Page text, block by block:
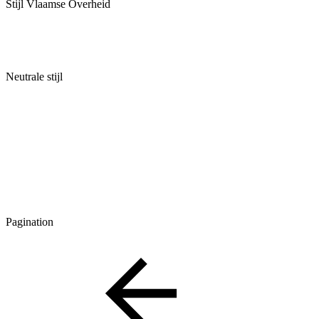
Stijl Vlaamse Overheid
Neutrale stijl
Pagination